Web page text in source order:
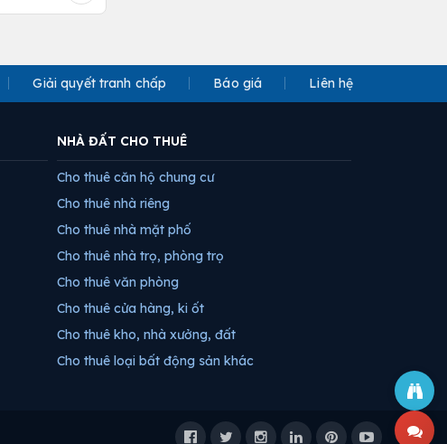
Giải quyết tranh chấp Báo giá Liên hệ
NHÀ ĐẤT CHO THUÊ
Cho thuê căn hộ chung cư
Cho thuê nhà riêng
Cho thuê nhà mặt phố
Cho thuê nhà trọ, phòng trọ
Cho thuê văn phòng
Cho thuê cửa hàng, ki ốt
Cho thuê kho, nhà xưởng, đất
Cho thuê loại bất động sản khác